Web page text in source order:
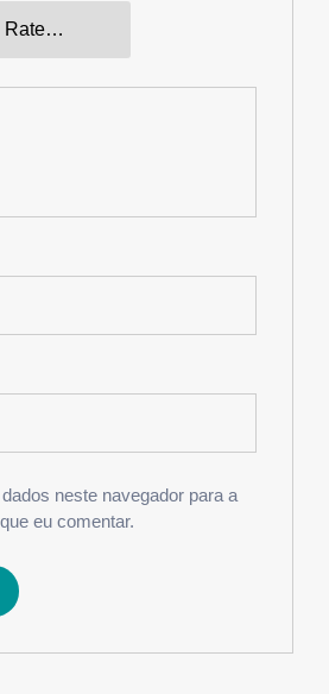
neste navegador para a
eu comentar.